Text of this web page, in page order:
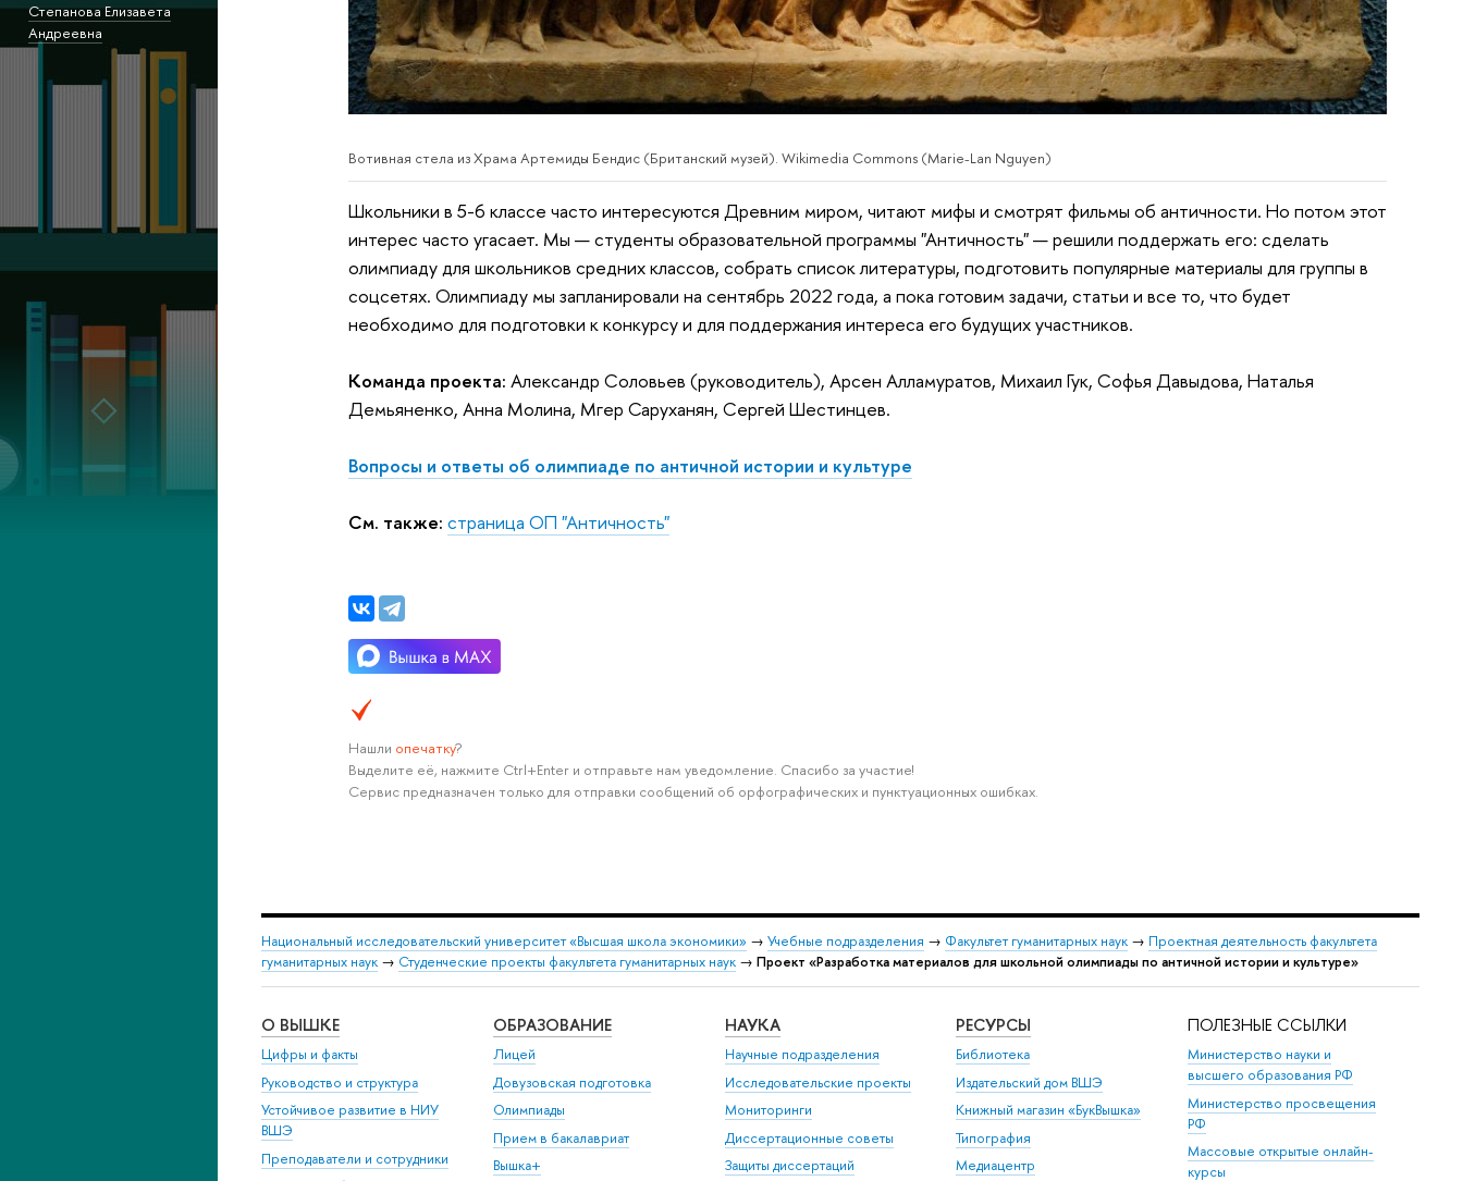
Степанова Елизавета
Андреевна
Вотивная стела из Храма Артемиды Бендис (Британский музей). Wikimedia Commons (Marie-Lan Nguyen)
Школьники в 5-6 классе часто интересуются Древним миром, читают мифы и смотрят фильмы об античности. Но потом этот
интерес часто угасает. Мы — студенты образовательной программы "Античность" — решили поддержать его: сделать
олимпиаду для школьников средних классов, собрать список литературы, подготовить популярные материалы для группы в
соцсетях. Олимпиаду мы запланировали на сентябрь 2022 года, а пока готовим задачи, статьи и все то, что будет
необходимо для подготовки к конкурсу и для поддержания интереса его будущих участников.
Команда проекта: Александр Соловьев (руководитель), Арсен Алламуратов, Михаил Гук, Софья Давыдова, Наталья
Демьяненко, Анна Молина, Мгер Саруханян, Сергей Шестинцев.
Вопросы и ответы об олимпиаде по античной истории и культуре
См. также: страница ОП "Античность"
Нашли опечатку?
Выделите её, нажмите Ctrl+Enter и отправьте нам уведомление. Спасибо за участие!
Сервис предназначен только для отправки сообщений об орфографических и пунктуационных ошибках.
Национальный исследовательский университет «Высшая школа экономики» → Учебные подразделения → Факультет гуманитарных наук → Проектная деятельность факультета
гуманитарных наук → Студенческие проекты факультета гуманитарных наук → Проект «Разработка материалов для школьной олимпиады по античной истории и культуре»
О ВЫШКЕ
Цифры и факты
Руководство и структура
Устойчивое развитие в НИУ
ВШЭ
Преподаватели и сотрудники
ОБРАЗОВАНИЕ
Лицей
Довузовская подготовка
Олимпиады
Прием в бакалавриат
Вышка+
НАУКА
Научные подразделения
Исследовательские проекты
Мониторинги
Диссертационные советы
Защиты диссертаций
РЕСУРСЫ
Библиотека
Издательский дом ВШЭ
Книжный магазин «БукВышка»
Типография
Медиацентр
ПОЛЕЗНЫЕ ССЫЛКИ
Министерство науки и
высшего образования РФ
Министерство просвещения
РФ
Массовые открытые онлайн-
курсы